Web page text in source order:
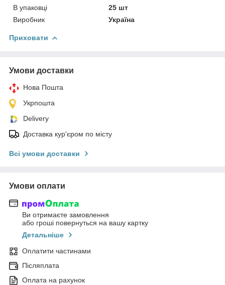
В упаковці
25 шт
Виробник
Україна
Приховати
Умови доставки
Нова Пошта
Укрпошта
Delivery
Доставка кур'єром по місту
Всі умови доставки
Умови оплати
Ви отримаєте замовлення
або гроші повернуться на вашу картку
Детальніше
Оплатити частинами
Післяплата
Оплата на рахунок